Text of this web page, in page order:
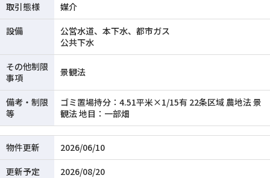
取引態様
媒介
設備
公営水道、本下水、都市ガス
公共下水
その他制限
事項
景観法
備考・制限
等
ゴミ置場持分：4.51平米×1/15有 22条区域 農地法 景
観法 地目：一部畑
物件更新
2026/06/10
更新予定
2026/08/20